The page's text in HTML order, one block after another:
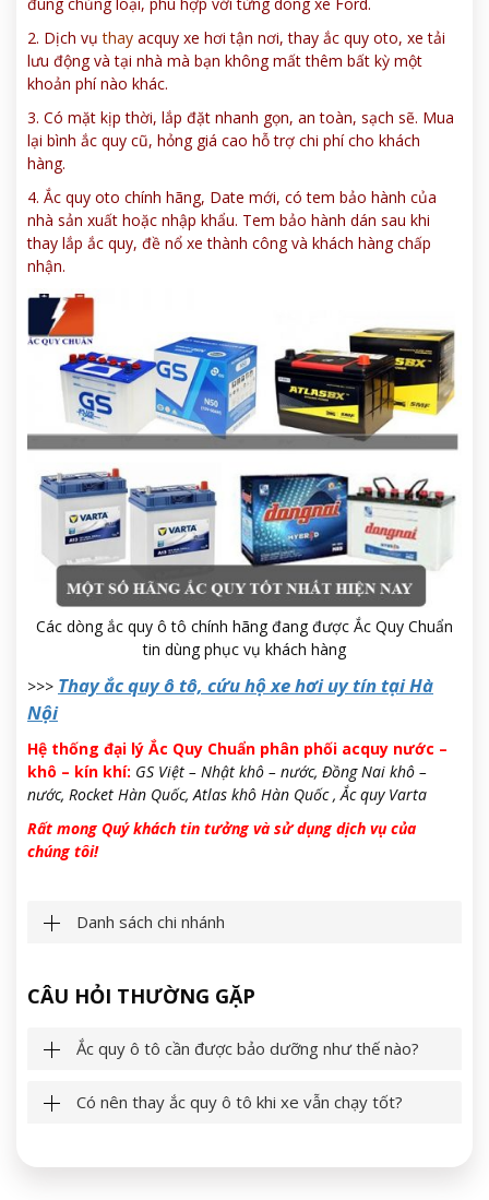
2. Dịch vụthay acquy xe hơi tận nơi, thay ắc quy oto, xe tải
lưu động và tại nhà mà bạn không mất thêm bất kỳ một
khoản phí nào khác.
3. Có mặt kịp thời, lắp đặt nhanh gọn, an toàn, sạch sẽ. Mua
lại bình ắc quy cũ, hỏng giá cao hỗ trợ chi phí cho khách
hàng.
4. Ắc quy oto chính hãng, Date mới, có tem bảo hành của
nhà sản xuất hoặc nhập khẩu. Tem bảo hành dán sau khi
thay lắp ắc quy, đề nổ xe thành công và khách hàng chấp
nhận.
Các dòng ắc quy ô tô chính hãng đang được Ắc Quy Chuẩn
tin dùng phục vụ khách hàng
>>> Thay ắc quy ô tô, cứu hộ xe hơi uy tín tại Hà
Nội
Hệ thống đại lý Ắc Quy Chuẩn phân phối acquy nước –
khô – kín khí: GS Việt – Nhật khô – nước, Đồng Nai khô –
nước, Rocket Hàn Quốc, Atlas khô Hàn Quốc , Ắc quy Varta
Rất mong Quý khách tin tưởng và sử dụng dịch vụ của
chúng tôi!
Danh sách chi nhánh
CÂU HỎI THƯỜNG GẶP
Ắc quy ô tô cần được bảo dưỡng như thế nào?
Có nên thay ắc quy ô tô khi xe vẫn chạy tốt?